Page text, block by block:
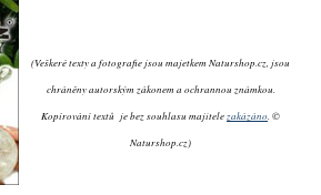
(Veškeré texty a fotografie jsou majetkem Naturshop.cz, jsou
chráněny autorským zákonem a ochrannou známkou.
Kopírování textů je bez souhlasu majitelezakázáno . ©
Naturshop.cz)